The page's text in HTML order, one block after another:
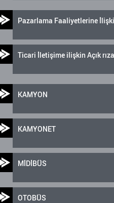
Pazarlama Faaliyetlerine
Ticari İletişime ilişkin Açık
KAMYON
KAMYONET
MİDİBÜS
OTOBÜS